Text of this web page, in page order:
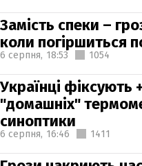
Замість спеки –
коли погіршиться
6 серпня, 18:53 1054
Українці фіксують
"домашніх"
синоптики
6 серпня, 16:46 1411